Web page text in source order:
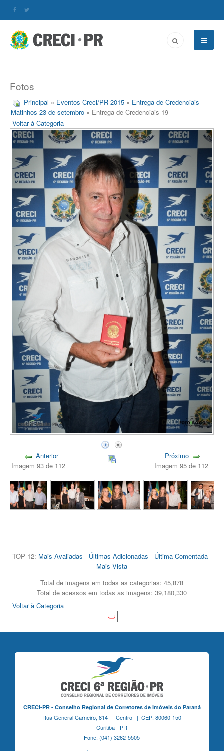
Fotos
Principal » Eventos Creci/PR 2015 » Entrega de Credenciais -
Matinhos 23 de setembro » Entrega de Credenciais-19
Voltar à Categoria
Anterior
Imagem 93 de 112
Próximo
Imagem 95 de 112
TOP 12: Mais Avaliadas - Últimas Adicionadas - Última Comentada-
Mais Vista
Total de imagens em todas as categorias: 45,878
Total de acessos em todas as imagens: 39,180,330
Voltar à Categoria
CRECI-PR - Conselho Regional de Corretores de Imóveis do Paraná
Rua General Carneiro, 814 - Centro | CEP: 80060-150
Curitiba - PR
Fone: (041) 3262-5505